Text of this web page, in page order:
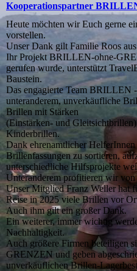
Kooperationspartner
Heute möchten wir Euch gerne
vorstellen.
Unser Dank gilt Familie Roos
Ihr Projekt BRILLEN-ohne-
gerufen wurde, unterstützt
Baustein.
Das engagierte Team BRILLEN
unteranderem, unverkäufliche
Brillen mit Stärken
(Einstärken- und
Kinderbrillen.
Dank ehrenamtlicher
Brillenfassungen zu sortieren,
unterschiedliche Hilfsprojekte
Unteranderem profitieren wir
Unser Mitglied Franz Weller hat
Reise in 2025 viele Brillen vor
Auch ihm gilt ein großer Dank.
Ein weiterer, immer wichtig
Nachhaltigkeit.
Auch größere Firmen beteiligen
GRENZEN und geben
unverkäuflichen Brillen-